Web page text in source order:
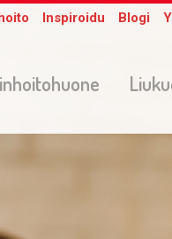
Inspiroidu Blogi